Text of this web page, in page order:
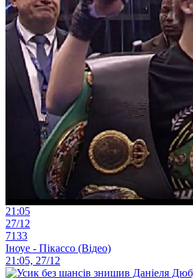
21:05
27/12
7133
Іноуе - Пікассо (Відео)
21:05, 27/12